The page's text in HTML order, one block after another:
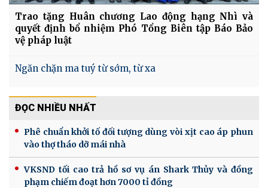
Trao tặng Huân chương Lao động hạng Nhì và
quyết định bổ nhiệm Phó Tổng Biên tập Báo Bảo
vệ pháp luật
Ngăn chặn ma tuý từ sớm, từ xa
ĐỌC NHIỀU NHẤT
Phê chuẩn khởi tố đối tượng dùng vòi xịt cao áp phun
vào thợ tháo dỡ mái nhà
VKSND tối cao trả hồ sơ vụ án Shark Thủy và đồng
phạm chiếm đoạt hơn 7000 tỉ đồng